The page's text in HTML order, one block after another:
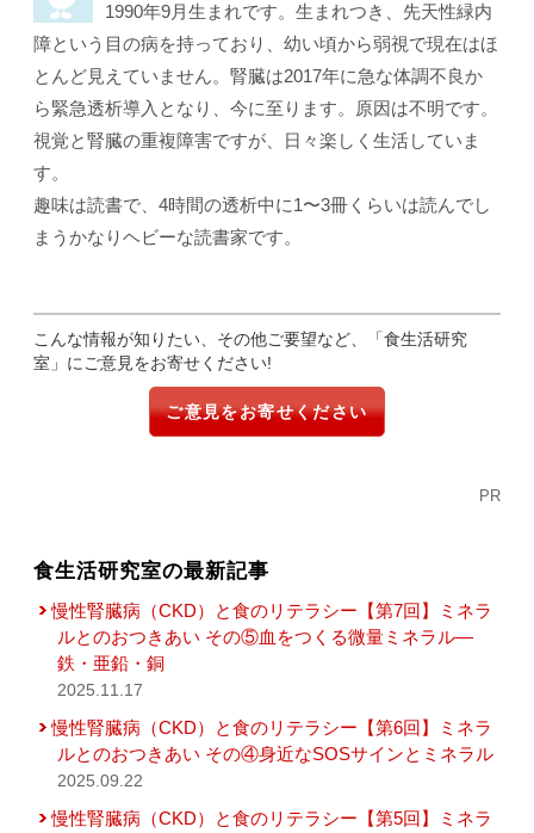
1990年9月生まれです。生まれつき、先天性緑内
障という目の病を持っており、幼い頃から弱視で現在はほ
とんど見えていません。腎臓は2017年に急な体調不良か
ら緊急透析導入となり、今に至ります。原因は不明です。
視覚と腎臓の重複障害ですが、日々楽しく生活していま
す。
趣味は読書で、4時間の透析中に1〜3冊くらいは読んでし
まうかなりヘビーな読書家です。
こんな情報が知りたい、その他ご要望など、「食生活研究
室」にご意見をお寄せください!
ご意見をお寄せください
PR
食生活研究室の最新記事
慢性腎臓病（CKD）と食のリテラシー【第7回】ミネラ
ルとのおつきあい その⑤血をつくる微量ミネラル―
鉄・亜鉛・銅
2025.11.17
慢性腎臓病（CKD）と食のリテラシー【第6回】ミネラ
ルとのおつきあい その④身近なSOSサインとミネラル
2025.09.22
慢性腎臓病（CKD）と食のリテラシー【第5回】ミネラ